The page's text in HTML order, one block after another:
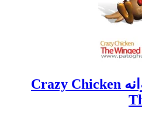
بازی زیبای جوجه دیوانه Crazy Chicken